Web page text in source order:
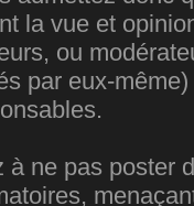
la vue et
ou
par eux-
à ne pas poster